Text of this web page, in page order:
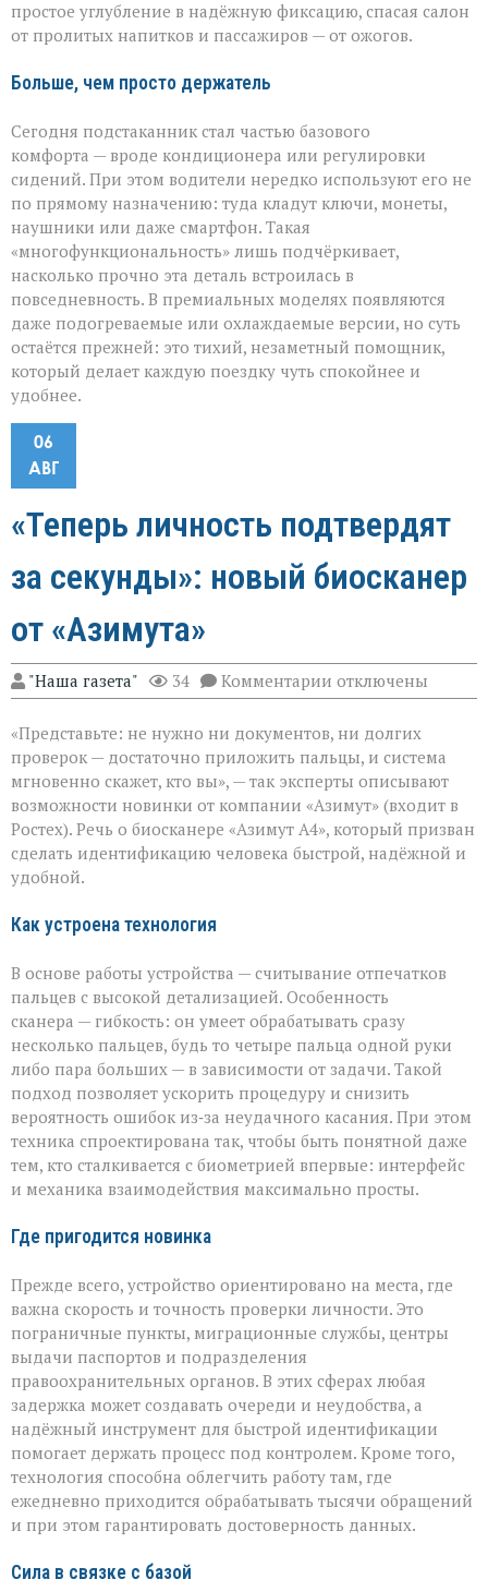
простое углубление в надёжную фиксацию, спасая салон
от пролитых напитков и пассажиров — от ожогов.
Больше, чем просто держатель
Сегодня подстаканник стал частью базового
комфорта — вроде кондиционера или регулировки
сидений. При этом водители нередко используют его не
по прямому назначению: туда кладут ключи, монеты,
наушники или даже смартфон. Такая
«многофункциональность» лишь подчёркивает,
насколько прочно эта деталь встроилась в
повседневность. В премиальных моделях появляются
даже подогреваемые или охлаждаемые версии, но суть
остаётся прежней: это тихий, незаметный помощник,
который делает каждую поездку чуть спокойнее и
удобнее.
06
АВГ
«Теперь личность подтвердят
за секунды»: новый биосканер
от «Азимута»
"Наша газета" 34 Комментарии к
записи
личность
подтвердят
за
секунды»:
новый
биосканер
от
«Азимута»
отключены
«Представьте: не нужно ни документов, ни долгих
проверок — достаточно приложить пальцы, и система
мгновенно скажет, кто вы», — так эксперты описывают
возможности новинки от компании «Азимут» (входит в
Ростех). Речь о биосканере «Азимут А4», который призван
сделать идентификацию человека быстрой, надёжной и
удобной.
Как устроена технология
В основе работы устройства — считывание отпечатков
пальцев с высокой детализацией. Особенность
сканера — гибкость: он умеет обрабатывать сразу
несколько пальцев, будь то четыре пальца одной руки
либо пара больших — в зависимости от задачи. Такой
подход позволяет ускорить процедуру и снизить
вероятность ошибок из‑за неудачного касания. При этом
техника спроектирована так, чтобы быть понятной даже
тем, кто сталкивается с биометрией впервые: интерфейс
и механика взаимодействия максимально просты.
Где пригодится новинка
Прежде всего, устройство ориентировано на места, где
важна скорость и точность проверки личности. Это
пограничные пункты, миграционные службы, центры
выдачи паспортов и подразделения
правоохранительных органов. В этих сферах любая
задержка может создавать очереди и неудобства, а
надёжный инструмент для быстрой идентификации
помогает держать процесс под контролем. Кроме того,
технология способна облегчить работу там, где
ежедневно приходится обрабатывать тысячи обращений
и при этом гарантировать достоверность данных.
Сила в связке с базой